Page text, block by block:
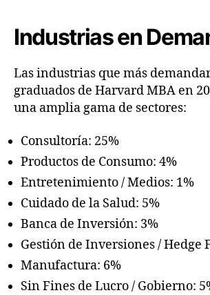
Industrias en
Las industrias que más
graduados de Harvard MBA en
una amplia gama de sectores:
Consultoría: 25%
Productos de Consumo: 4%
Entretenimiento / Medios: 1%
Cuidado de la Salud: 5%
Banca de Inversión: 3%
Gestión de Inversiones / Hedge
Manufactura: 6%
Sin Fines de Lucro / Gobierno: